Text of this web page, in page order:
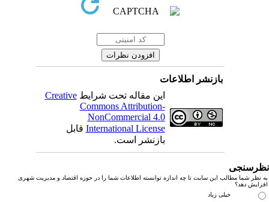
بازنشر اطلاعات
این مقاله تحت شرایطCreative
Commons Attribution-
NonCommercial 4.0
International Licenseقابل
بازنشر است.
نظر شما مطالب این سایت تا چه اندازه توانسته اطلاعات شما را در حوزه اقتصاد و مدیریت شهری
دهد؟
خیلی زیاد